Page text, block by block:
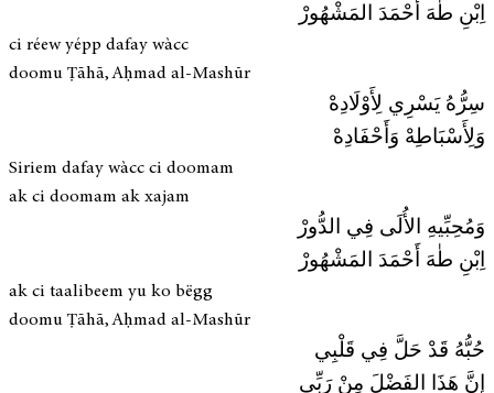
اِبْنِ طٰهَ أَحْمَدَ المَشْهُورْ
ci réew yépp dafay wàcc
doomu Ṭāhā, Aḥmad al-Mashūr
سِرُّهُ يَسْرِي لِأَوْلَادِهْ
وَلِأَسْبَاطِهْ وَأَحْفَادِهْ
Siriem dafay wàcc ci doomam
ak ci doomam ak xajam
وَمُحِبِّيهِ الأُلَى فِي الدُّورْ
اِبْنِ طٰهَ أَحْمَدَ المَشْهُورْ
ak ci taalibeem yu ko bëgg
doomu Ṭāhā, Aḥmad al-Mashūr
حُبُّهُ قَدْ حَلَّ فِي قَلْبِي
إِنَّ هَذَا الفَضْلَ مِنْ رَبِّي